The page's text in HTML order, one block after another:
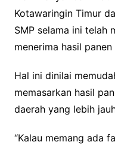
Kotawaringin Timur
SMP selama ini telah
menerima hasil
Hal ini dinilai
memasarkan hasil
daerah yang lebih
“Kalau memang ada